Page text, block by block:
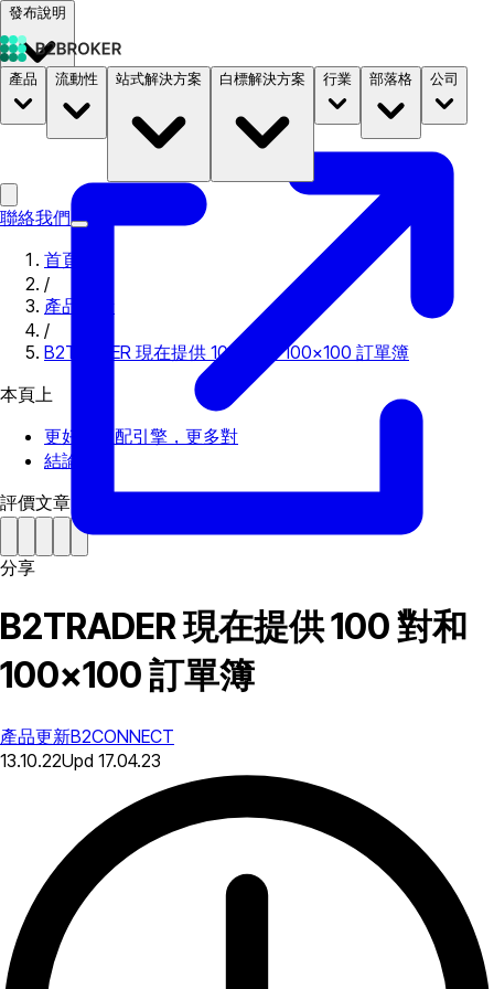
發布說明
文件 定價 B2STORE
產品 流動性 站式解決方案 白標解決方案 行業 部落格 公司
聯絡我們
首頁
/
產品更新
/
B2TRADER 現在提供 100 對和 100×100 訂單簿
本頁上
更好的匹配引擎，更多對
結論
評價文章
分享
B2TRADER 現在提供 100 對和
100×100 訂單簿
產品更新B2CONNECT
13.10.22Upd 17.04.23